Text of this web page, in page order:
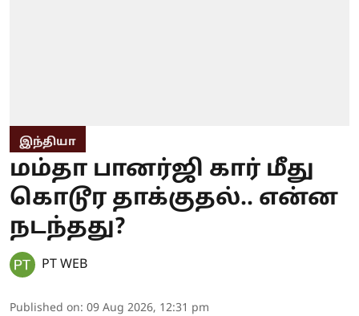
இந்தியா
மம்தா பானர்ஜி கார் மீது
கொடூர தாக்குதல்.. என்ன
நடந்தது?
PT WEB
Published on: 09 Aug 2026, 12:31 pm